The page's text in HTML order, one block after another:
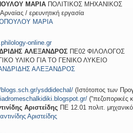
ΜΑΡΙΑ ΠΟΛΙΤΙΚΟΣ ΜΗΧΑΝΙΚΟΣ
/ ερευνητική εργασία
online.gr
ΑΛΕΞΑΝΔΡΟΣ ΠΕ02 ΦΙΛΟΛΟΓΟΣ
ΥΛΙΚΟ ΓΙΑ ΤΟ ΓΕΝΙΚΟ ΛΥΚΕΙΟ
ysddidechal/ (Ιστότοπος των
(“πεζοπορικές
Αριστείδης ΠΕ 12.01 πολιτ.